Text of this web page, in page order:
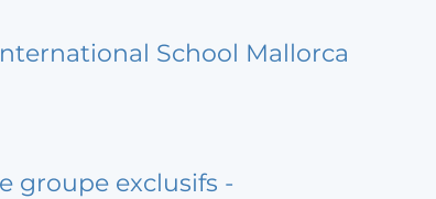
School Mallorca
groupe exclusifs -